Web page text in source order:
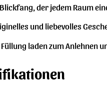
der jedem Raum
und liebevolles
laden zum Anlehnen